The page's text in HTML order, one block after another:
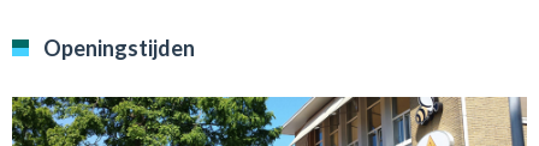
Openingstijden